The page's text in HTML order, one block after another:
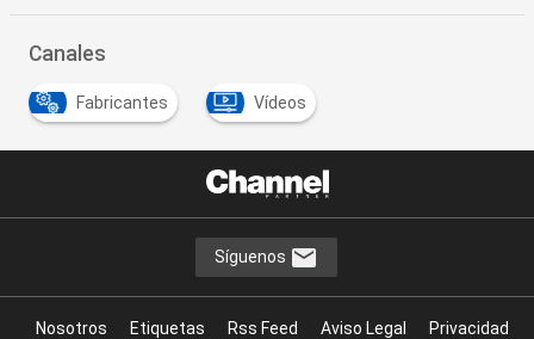
Canales
Fabricantes Vídeos
Síguenos
Nosotros Etiquetas Rss Feed Aviso Legal Privacidad